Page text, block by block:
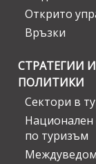
Открито
Връзки
СТРАТЕГИИ И
ПОЛИТИКИ
Сектори в
Национален
по туризъм